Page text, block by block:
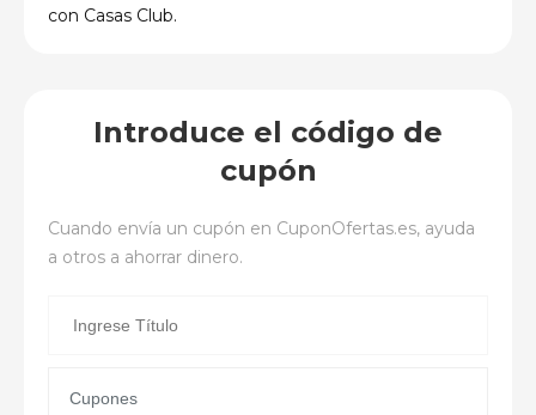
con Casas Club.
Introduce el código de
cupón
Cuando envía un cupón en CuponOfertas.es, ayuda
a otros a ahorrar dinero.